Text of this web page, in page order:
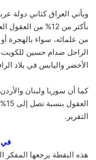
ويأتي العراق كثاني دولة
بأكثر من 12% من
من علمائه، سواء بالهجرة
الراحل صدام حسين
الأخضر واليابس في بلاد
كما أن سوريا ولبنان
التقرير.
في
هذه النقطة يرجعها